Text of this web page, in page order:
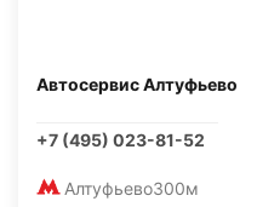
Автосервис Алтуфьево
+7 (495) 023-81-52
Алтуфьево300м